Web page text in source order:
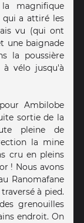
magnifique
qui a attiré les
vu (qui ont
une baignade
la poussière
vélo jusqu'à
Ambilobe
sortie de la
pleine de
la mine
cru en pleins
! Nous avons
Ranomafane
à pied.
grenouilles
endroit. On